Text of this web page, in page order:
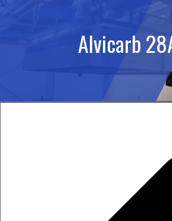
Alvicarb